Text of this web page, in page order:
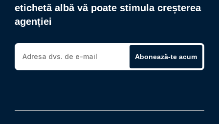
etichetă albă vă poate stimula creșterea
agenției
Abonează-te acum